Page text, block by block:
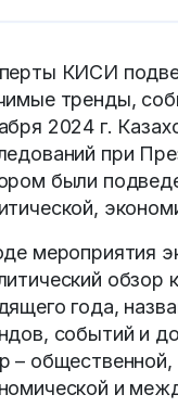
КИСИ
тренды,
2024 г.
при
были
мероприятия
обзор
года,
событий и
– общественной,
и